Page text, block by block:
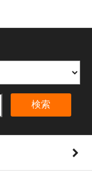
検索